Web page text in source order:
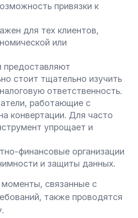
привязки к
для тех клиентов,
или
предоставляют
стоит тщательно изучить
ответственность.
работающие с
конвертации. Для часто
упрощает и
финансовые организации
и защиты данных.
связанные с
также проводятся